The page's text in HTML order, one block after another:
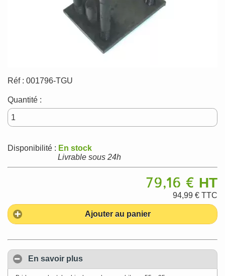
Réf : 001796-TGU
Quantité :
Disponibilité : En stock
Livrable sous 24h
79,16 € HT
94,99 € TTC
Ajouter au panier
En savoir plus